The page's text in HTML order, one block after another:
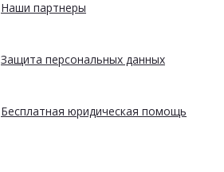
Наши партнеры
Защита персональных данных
Бесплатная юридическая помощь